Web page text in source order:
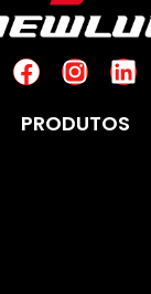
PRODUTOS